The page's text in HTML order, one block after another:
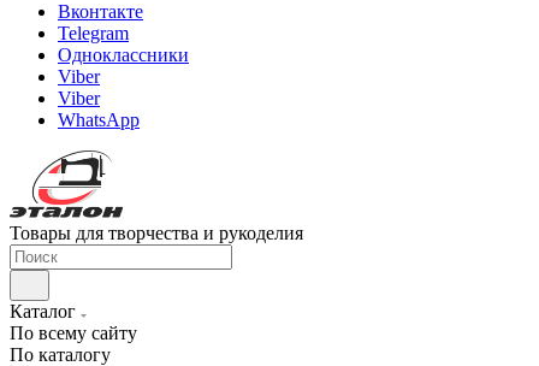
Вконтакте
Telegram
Одноклассники
Viber
Viber
WhatsApp
Товары для творчества и рукоделия
Каталог
По всему сайту
По каталогу